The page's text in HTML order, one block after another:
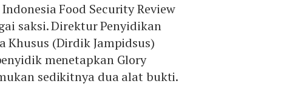
Food Security Review
saksi. Direktur Penyidikan
Khusus (Dirdik Jampidsus)
menetapkan Glory
sedikitnya dua alat bukti.